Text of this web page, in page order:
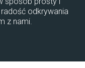
odkrywania
z nami.